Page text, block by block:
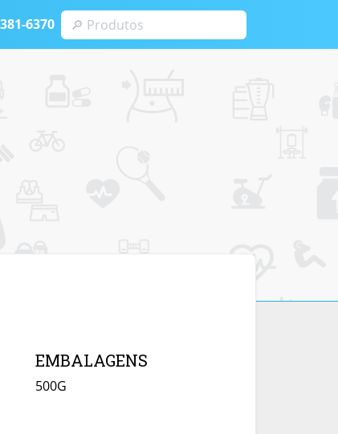
6370
EMBALAGENS
500G